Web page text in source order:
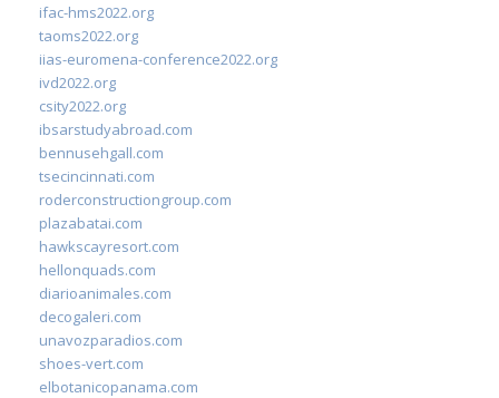
ifac-hms2022.org
taoms2022.org
iias-euromena-conference2022.org
ivd2022.org
csity2022.org
ibsarstudyabroad.com
bennusehgall.com
tsecincinnati.com
roderconstructiongroup.com
plazabatai.com
hawkscayresort.com
hellonquads.com
diarioanimales.com
decogaleri.com
unavozparadios.com
shoes-vert.com
elbotanicopanama.com